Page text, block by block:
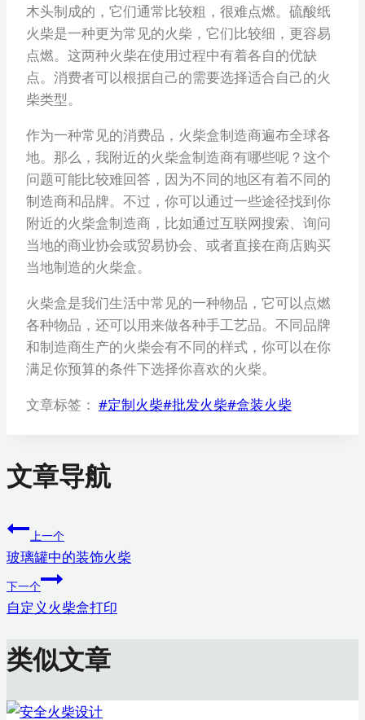
木头制成的，它们通常比较粗，很难点燃。硫酸纸
火柴是一种更为常见的火柴，它们比较细，更容易
点燃。这两种火柴在使用过程中有着各自的优缺
点。消费者可以根据自己的需要选择适合自己的火
柴类型。
作为一种常见的消费品，火柴盒制造商遍布全球各
地。那么，我附近的火柴盒制造商有哪些呢？这个
问题可能比较难回答，因为不同的地区有着不同的
制造商和品牌。不过，你可以通过一些途径找到你
附近的火柴盒制造商，比如通过互联网搜索、询问
当地的商业协会或贸易协会、或者直接在商店购买
当地制造的火柴盒。
火柴盒是我们生活中常见的一种物品，它可以点燃
各种物品，还可以用来做各种手工艺品。不同品牌
和制造商生产的火柴会有不同的样式，你可以在你
满足你预算的条件下选择你喜欢的火柴。
文章标签： #定制火柴#批发火柴#盒装火柴
文章导航
上一个
玻璃罐中的装饰火柴
下一个
自定义火柴盒打印
类似文章